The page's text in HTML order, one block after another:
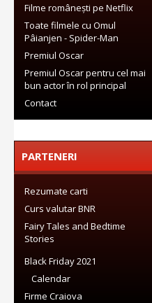
Filme românești pe Netflix
Toate filmele cu Omul
Pâianjen - Spider-Man
Premiul Oscar
Premiul Oscar pentru cel mai
bun actor în rol principal
Contact
PARTENERI
Rezumate carti
Curs valutar BNR
Fairy Tales and Bedtime
Stories
Black Friday 2021
Calendar
Firme Craiova